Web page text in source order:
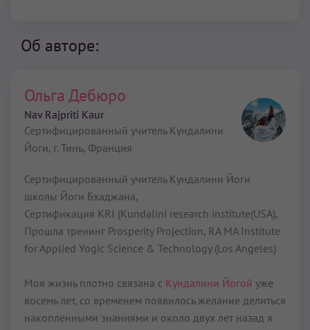
Об авторе:
Ольга Дебюро
Nav Rajpriti Kaur
Сертифицированный учитель Кундалини
Йоги, г. Тинь, Франция
Сертифицированный учитель Кундалини Йоги
школы Йоги Бхаджана,
Сертификация KRI (Kundalini research institute(USA),
Прошла тренинг Prosperity Projection, RA MA Institute
for Applied Yogic Science & Technology (Los Angeles)
Моя жизнь плотно связана с Кундалини Йогой уже
восемь лет, со временем появилось желание делиться
накопленными знаниями и около двух лет назад я